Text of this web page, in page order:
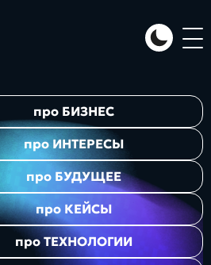
System
про БИЗНЕС
про ИНТЕРЕСЫ
про БУДУЩЕЕ
про КЕЙСЫ
проТЕХНОЛОГИИ